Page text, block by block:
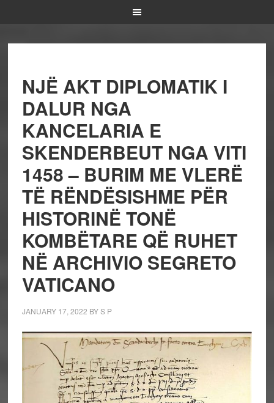
NJË AKT DIPLOMATIK I
DALUR NGA
KANCELARIA E
SKENDERBEUT NGA VITI
1458 – BURIM ME VLERË
TË RËNDËSISHME PËR
HISTORINË TONË
KOMBËTARE QË RUHET
NË ARCHIVIO SEGRETO
VATICANO
JANUARY 17, 2022 BYS P